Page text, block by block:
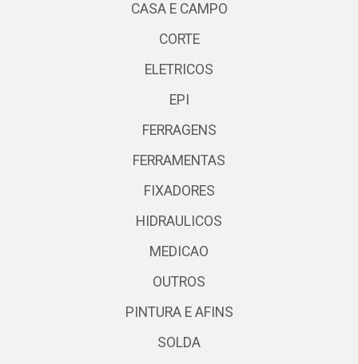
CASA E CAMPO
CORTE
ELETRICOS
EPI
FERRAGENS
FERRAMENTAS
FIXADORES
HIDRAULICOS
MEDICAO
OUTROS
PINTURA E AFINS
SOLDA